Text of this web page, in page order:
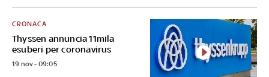
Thyssen annuncia 11mila
esuberi per coronavirus
CRONACA
19 nov - 09:05